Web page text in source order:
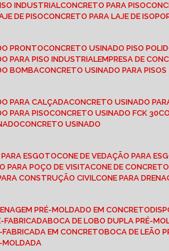
INDUSTRIAL
CONCRETO PARA PISO
DE PISO CONCRETO PARA LAJE DE
PRONTO CONCRETO USINADO PISO
PARA PISO INDUSTRIAL EMPRESA DE
BOMBA
CONCRETO USINADO PARA PISOS
PARA CALÇADA CONCRETO USINADO
PARA PISO CONCRETO USINADO FCK 30
CONCRETO USINADO
PARA ESGOTO CONE DE VEDAÇÃO PARA
PARA POÇO DE VISITA CONE DE
CONSTRUÇÃO CIVIL CONE PARA
PRÉ-MOLDADO EM CONCRETO
FABRICADA BOCA DE LOBO DUPLA PRÉ-
FABRICADA EM CONCRETO BOCA DE LEÃO
MOLDADA